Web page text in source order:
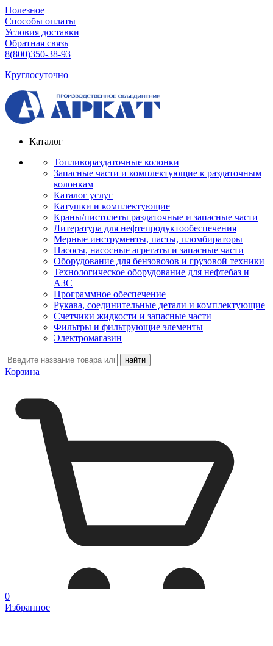
Полезное
Способы оплаты
Условия доставки
Обратная связь
8(800)350-38-93
Круглосуточно
Каталог
Топливораздаточные колонки
Запасные части и комплектующие к раздаточным
колонкам
Каталог услуг
Катушки и комплектующие
Краны/пистолеты раздаточные и запасные части
Литература для нефтепродуктообеспечения
Мерные инструменты, пасты, пломбираторы
Насосы, насосные агрегаты и запасные части
Оборудование для бензовозов и грузовой техники
Технологическое оборудование для нефтебаз и
АЗС
Программное обеспечение
Рукава, соединительные детали и комплектующие
Счетчики жидкости и запасные части
Фильтры и фильтрующие элементы
Электромагазин
Корзина
0
Избранное